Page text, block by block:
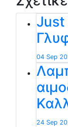
Just
04 Sep
24 Sep